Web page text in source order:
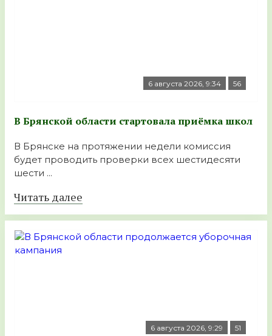
6 августа 2026, 9:34 56
В Брянской области стартовала приёмка школ
В Брянске на протяжении недели комиссия
будет проводить проверки всех шестидесяти
шести ...
Читать далее
6 августа 2026, 9:29 51